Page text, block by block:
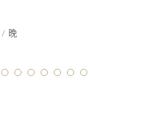
/ 晚